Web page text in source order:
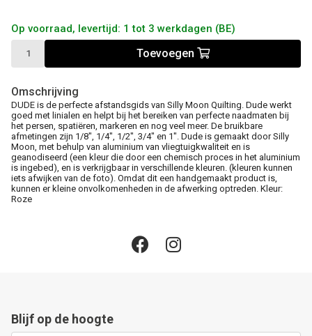
Op voorraad, levertijd: 1 tot 3 werkdagen (BE)
Toevoegen
Omschrijving
DUDE is de perfecte afstandsgids van Silly Moon Quilting. Dude werkt
goed met linialen en helpt bij het bereiken van perfecte naadmaten bij
het persen, spatiëren, markeren en nog veel meer. De bruikbare
afmetingen zijn 1/8", 1/4", 1/2", 3/4" en 1". Dude is gemaakt door Silly
Moon, met behulp van aluminium van vliegtuigkwaliteit en is
geanodiseerd (een kleur die door een chemisch proces in het aluminium
is ingebed), en is verkrijgbaar in verschillende kleuren. (kleuren kunnen
iets afwijken van de foto). Omdat dit een handgemaakt product is,
kunnen er kleine onvolkomenheden in de afwerking optreden. Kleur:
Roze
Blijf op de hoogte